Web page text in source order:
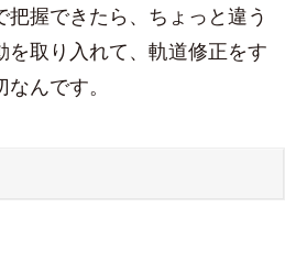
把握できたら、ちょっと違う
を取り入れて、軌道修正をす
んです。